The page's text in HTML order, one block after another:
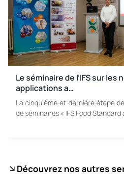
Le séminaire de l’IFS sur les
applications a…
La cinquième et dernière étape
de séminaires « IFS Food Standard
Découvrez nos autres